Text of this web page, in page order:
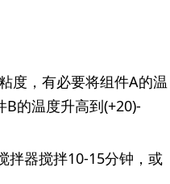
度，有必要将组件A的温
B的温度升高到(+20)-
拌器搅拌10-15分钟，或